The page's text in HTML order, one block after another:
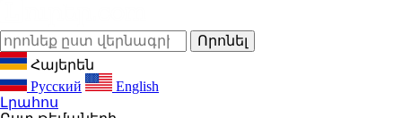
Հայերեն
Русский
English
Լրահոս